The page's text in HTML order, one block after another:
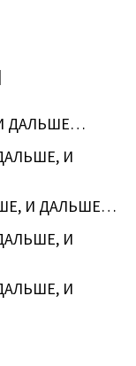
ДАЛЬШЕ…
И
И ДАЛЬШЕ…
И
И